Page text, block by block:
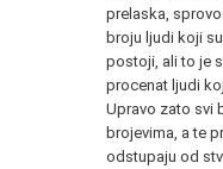
prelaska,
broju ljudi koji
postoji, ali to je
procenat ljudi
Upravo zato svi
brojevima, a te
odstupaju od